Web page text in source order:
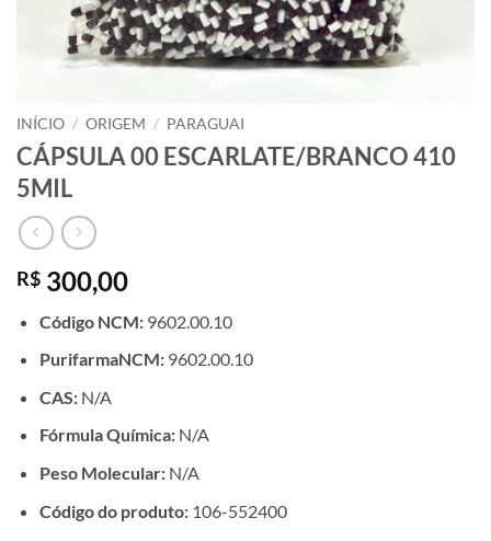
INÍCIO / ORIGEM / PARAGUAI
CÁPSULA 00 ESCARLATE/BRANCO 410
5MIL
R$ 300,00
Código NCM:9602.00.10
PurifarmaNCM: 9602.00.10
CAS:N/A
Fórmula Química:N/A
Peso Molecular:N/A
Código do produto:106-552400